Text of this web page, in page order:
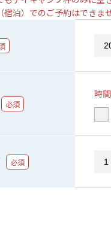
泊）でのご予約はできま
必須
時
必須